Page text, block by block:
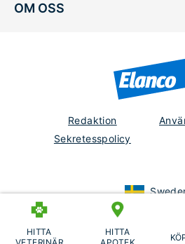
OM OSS
Redaktion
Sekretesspolicy
PM-SE-23-0135
Datum för granskning:
April 2026
©2026 Elanco or its affiliates.
HITTA
HITTA